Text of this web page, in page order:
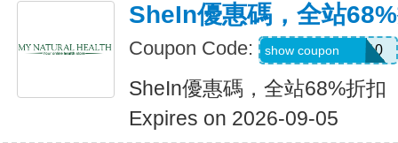
SheIn優惠碼，全站
Coupon Code: uguszx26042210
show coupon
SheIn優惠碼，全站68%折扣
Expires on 2026-09-05